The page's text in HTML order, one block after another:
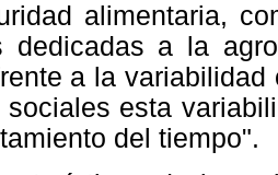
alimentaria,
dedicadas a la
a la
sociales esta
del tiempo".